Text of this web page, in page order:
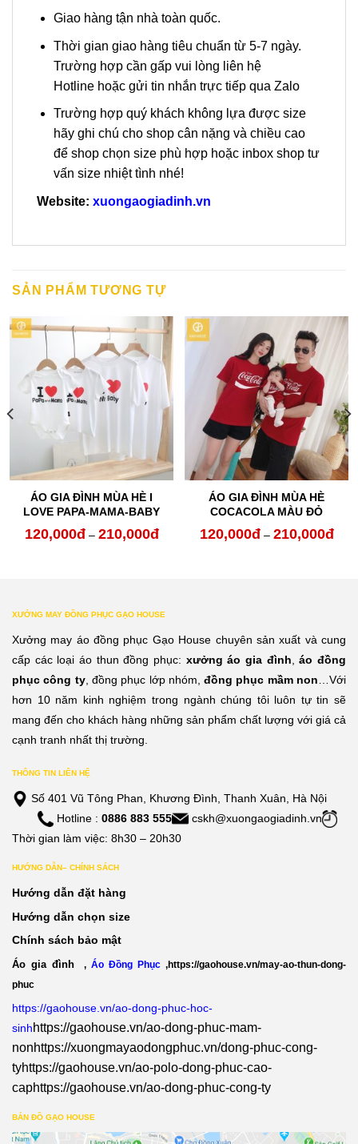
Giao hàng tận nhà toàn quốc.
Thời gian giao hàng tiêu chuẩn từ 5-7 ngày.
Trường hợp cần gấp vui lòng liên hệ
Hotline hoặc gửi tin nhắn trực tiếp qua Zalo
Trường hợp quý khách không lựa được size
hãy ghi chú cho shop cân nặng và chiều cao
để shop chọn size phù hợp hoặc inbox shop tư
vấn size nhiệt tình nhé!
Website: xuongaogiadinh.vn
SẢN PHẨM TƯƠNG TỰ
ÁO GIA ĐÌNH MÙA HÈ I
LOVE PAPA-MAMA-BABY
120,000đ – 210,000đKhoảng
210,000đ
ÁO GIA ĐÌNH MÙA HÈ
COCACOLA MÀU ĐỎ
120,000đ – 210,000đ
XƯỞNG MAY ĐỒNG PHỤC GẠO HOUSE
Xưởng may áo đồng phục Gạo House chuyên sản xuất và cung
cấp các loại áo thun đồng phục: xưởng áo gia đình ,áo đồng
phục công ty, đồng phục lớp nhóm,đồng phục mầm non …Với
hơn 10 năm kinh nghiệm trong ngành chúng tôi luôn tự tin sẽ
mang đến cho khách hàng những sản phẩm chất lượng với giá cả
cạnh tranh nhất thị trường.
THÔNG TIN LIÊN HỆ
Số 401 Vũ Tông Phan, Khương Đình, Thanh Xuân, Hà Nội
Hotline : 0886 883 555
cskh@xuongaogiadinh.vn
Thời gian làm việc: 8h30 – 20h30
HƯỚNG DẪN– CHÍNH SÁCH
Hướng dẫn đặt hàng
Hướng dẫn chọn size
Chính sách bảo mật
Áo gia đình , Áo Đồng Phục ,https://gaohouse.vn/may-ao-thun-dong-
phuc
https://gaohouse.vn/ao-dong-phuc-hoc-
sinhhttps://gaohouse.vn/ao-dong-phuc-mam-
nonhttps://xuongmayaodongphuc.vn/dong-phuc-cong-
tyhttps://gaohouse.vn/ao-polo-dong-phuc-cao-
caphttps://gaohouse.vn/ao-dong-phuc-cong-ty
BẢN ĐỒ GẠO HOUSE